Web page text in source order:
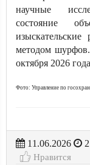
научные
состояние
изыскательские
методом
октября 2026
Фото: Управление по
11.06.2026
Нравится